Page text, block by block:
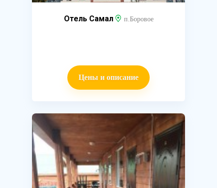
Отель Самал п.Боровое
Цены и описание